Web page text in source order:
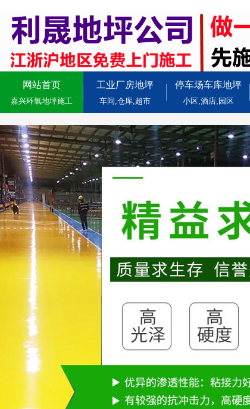
网站首页
嘉兴环氧地坪施工
工业厂房地坪
车间,仓库,超市
停车场车库地坪
小区,酒店,园区